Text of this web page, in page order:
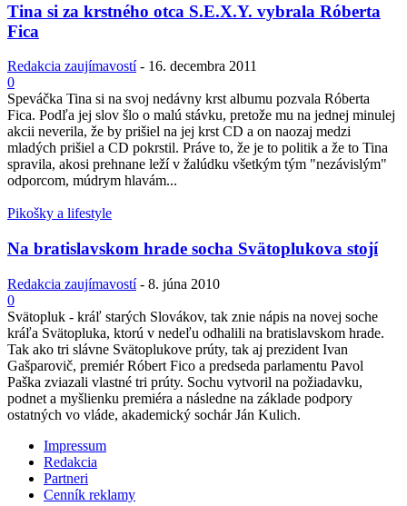
Tina si za krstného otca S.E.X.Y. vybrala Róberta
Fica
Redakcia zaujímavostí - 16. decembra 2011
0
Speváčka Tina si na svoj nedávny krst albumu pozvala Róberta
Fica. Podľa jej slov šlo o malú stávku, pretože mu na jednej minulej
akcii neverila, že by prišiel na jej krst CD a on naozaj medzi
mladých prišiel a CD pokrstil. Práve to, že je to politik a že to Tina
spravila, akosi prehnane leží v žalúdku všetkým tým "nezávislým"
odporcom, múdrym hlavám...
Pikošky a lifestyle
Na bratislavskom hrade socha Svätoplukova stojí
Redakcia zaujímavostí - 8. júna 2010
0
Svätopluk - kráľ starých Slovákov, tak znie nápis na novej soche
kráľa Svätopluka, ktorú v nedeľu odhalili na bratislavskom hrade.
Tak ako tri slávne Svätoplukove prúty, tak aj prezident Ivan
Gašparovič, premiér Róbert Fico a predseda parlamentu Pavol
Paška zviazali vlastné tri prúty. Sochu vytvoril na požiadavku,
podnet a myšlienku premiéra a následne na základe podpory
ostatných vo vláde, akademický sochár Ján Kulich.
Impressum
Redakcia
Partneri
Cenník reklamy